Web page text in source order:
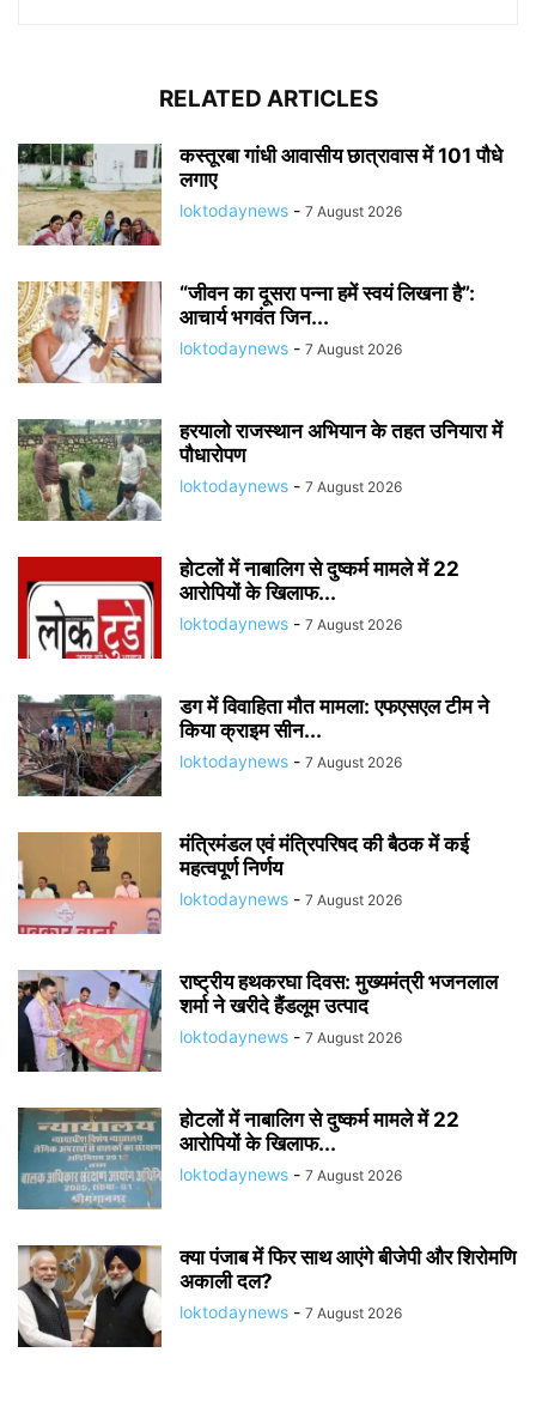
RELATED ARTICLES
कस्तूरबा गांधी आवासीय छात्रावास में 101 पौधे
लगाए
loktodaynews - 7 August 2026
“जीवन का दूसरा पन्ना हमें स्वयं लिखना है”:
आचार्य भगवंत जिन...
loktodaynews - 7 August 2026
हरयालो राजस्थान अभियान के तहत उनियारा में
पौधारोपण
loktodaynews - 7 August 2026
होटलों में नाबालिग से दुष्कर्म मामले में 22
आरोपियों के खिलाफ...
loktodaynews - 7 August 2026
डग में विवाहिता मौत मामला: एफएसएल टीम ने
किया क्राइम सीन...
loktodaynews - 7 August 2026
मंत्रिमंडल एवं मंत्रिपरिषद की बैठक में कई
महत्वपूर्ण निर्णय
loktodaynews - 7 August 2026
राष्ट्रीय हथकरघा दिवस: मुख्यमंत्री भजनलाल
शर्मा ने खरीदे हैंडलूम उत्पाद
loktodaynews - 7 August 2026
होटलों में नाबालिग से दुष्कर्म मामले में 22
आरोपियों के खिलाफ...
loktodaynews - 7 August 2026
क्या पंजाब में फिर साथ आएंगे बीजेपी और शिरोमणि
अकाली दल?
loktodaynews - 7 August 2026